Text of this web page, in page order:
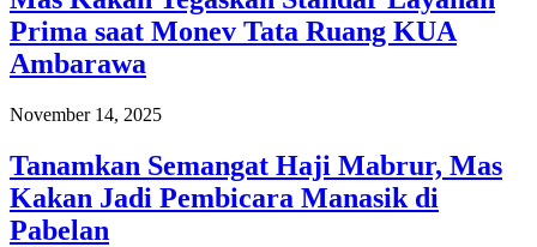
Prima saat Monev Tata Ruang KUA
Ambarawa
November 14, 2025
Tanamkan Semangat Haji Mabrur, Mas
Kakan Jadi Pembicara Manasik di
Pabelan